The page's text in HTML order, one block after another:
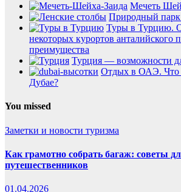
Мечеть
Природный парк
Туры в Турцию.
некоторых курортов анталийского
преимущества
Турция — возможности
Отдых в ОАЭ. Что
Дубае?
You missed
Заметки и новости туризма
Как грамотно собрать багаж: советы
путешественников
01.04.2026